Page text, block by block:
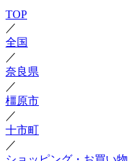
TOP
／
全国
／
奈良県
／
橿原市
／
十市町
／